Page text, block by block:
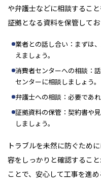
や弁護士などに相談するこ
証拠となる資料を保管してお
業者との話し合い：まずは
えましょう。
消費者センターへの相談：
センターに相談しましょう。
弁護士への相談：必要であ
証拠資料の保管：契約書や
しましょう。
トラブルを未然に防ぐため
容をしっかりと確認するこ
ことで、安心して工事を進め